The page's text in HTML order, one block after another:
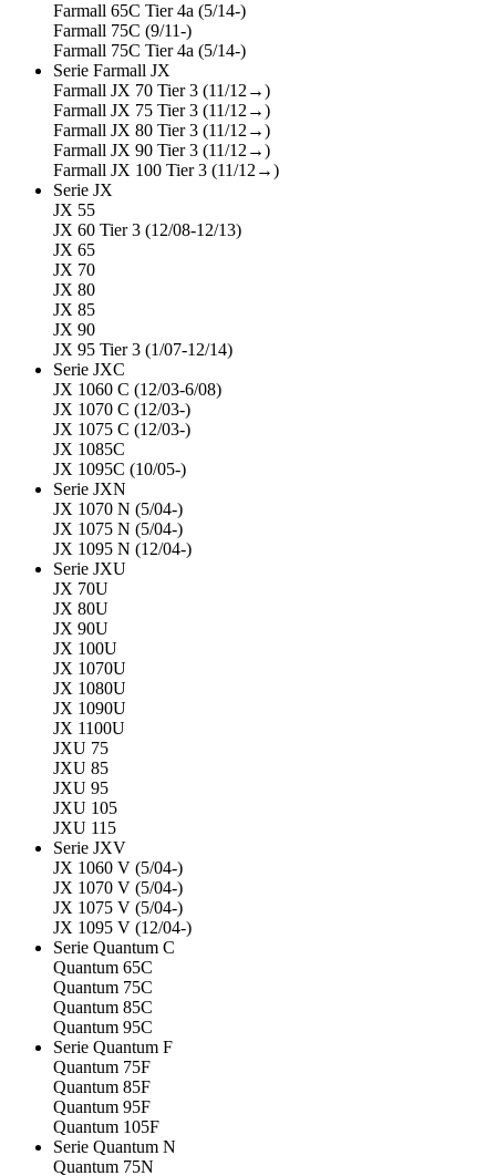
Farmall 65C Tier 4a (5/14-)
Farmall 75C (9/11-)
Farmall 75C Tier 4a (5/14-)
Serie Farmall JX
Farmall JX 70 Tier 3 (11/12→)
Farmall JX 75 Tier 3 (11/12→)
Farmall JX 80 Tier 3 (11/12→)
Farmall JX 90 Tier 3 (11/12→)
Farmall JX 100 Tier 3 (11/12→)
Serie JX
JX 55
JX 60 Tier 3 (12/08-12/13)
JX 65
JX 70
JX 80
JX 85
JX 90
JX 95 Tier 3 (1/07-12/14)
Serie JXC
JX 1060 C (12/03-6/08)
JX 1070 C (12/03-)
JX 1075 C (12/03-)
JX 1085C
JX 1095C (10/05-)
Serie JXN
JX 1070 N (5/04-)
JX 1075 N (5/04-)
JX 1095 N (12/04-)
Serie JXU
JX 70U
JX 80U
JX 90U
JX 100U
JX 1070U
JX 1080U
JX 1090U
JX 1100U
JXU 75
JXU 85
JXU 95
JXU 105
JXU 115
Serie JXV
JX 1060 V (5/04-)
JX 1070 V (5/04-)
JX 1075 V (5/04-)
JX 1095 V (12/04-)
Serie Quantum C
Quantum 65C
Quantum 75C
Quantum 85C
Quantum 95C
Serie Quantum F
Quantum 75F
Quantum 85F
Quantum 95F
Quantum 105F
Serie Quantum N
Quantum 75N